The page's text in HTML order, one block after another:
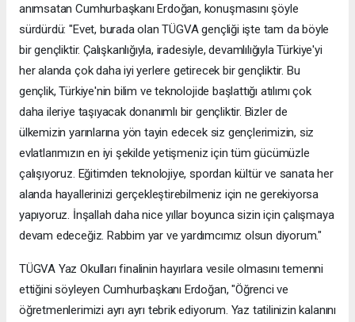
anımsatan Cumhurbaşkanı Erdoğan, konuşmasını şöyle
sürdürdü: "Evet, burada olan TÜGVA gençliği işte tam da böyle
bir gençliktir. Çalışkanlığıyla, iradesiyle, devamlılığıyla Türkiye'yi
her alanda çok daha iyi yerlere getirecek bir gençliktir. Bu
gençlik, Türkiye'nin bilim ve teknolojide başlattığı atılımı çok
daha ileriye taşıyacak donanımlı bir gençliktir. Bizler de
ülkemizin yarınlarına yön tayin edecek siz gençlerimizin, siz
evlatlarımızın en iyi şekilde yetişmeniz için tüm gücümüzle
çalışıyoruz. Eğitimden teknolojiye, spordan kültür ve sanata her
alanda hayallerinizi gerçekleştirebilmeniz için ne gerekiyorsa
yapıyoruz. İnşallah daha nice yıllar boyunca sizin için çalışmaya
devam edeceğiz. Rabbim yar ve yardımcımız olsun diyorum."
TÜGVA Yaz Okulları finalinin hayırlara vesile olmasını temenni
ettiğini söyleyen Cumhurbaşkanı Erdoğan, "Öğrenci ve
öğretmenlerimizi ayrı ayrı tebrik ediyorum. Yaz tatilinizin kalanını